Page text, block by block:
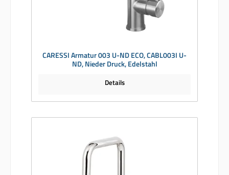
CARESSI Armatur 003 U-ND ECO, CABL003I U-
ND, Nieder Druck, Edelstahl
Details